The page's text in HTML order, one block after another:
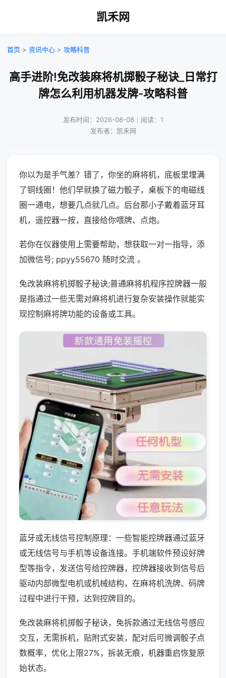
凯禾网
首页 > 资讯中心 > 攻略科普
高手进阶!免改装麻将机掷骰子秘诀_日常打
牌怎么利用机器发牌-攻略科普
发布时间：2026-08-08｜阅读：1
发布者：凯禾网
你以为是手气差？错了，你坐的麻将机，底板里埋满
了铜线圈！他们早就换了磁力骰子，桌板下的电磁线
圈一通电，想要几点就几点。后台那小子戴着蓝牙耳
机，遥控器一按，直接给你喂牌、点炮。
若你在仪器使用上需要帮助，想获取一对一指导，添
加微信号; ppyy55670 随时交流 。
免改装麻将机掷骰子秘诀;普通麻将机程序控牌器一般
是指通过一些无需对麻将机进行复杂安装操作就能实
现控制麻将牌功能的设备或工具。
蓝牙或无线信号控制原理：一些智能控牌器通过蓝牙
或无线信号与手机等设备连接。手机端软件预设好牌
型等指令，发送信号给控牌器，控牌器接收到信号后
驱动内部微型电机或机械结构，在麻将机洗牌、码牌
过程中进行干预，达到控牌目的。
免改装麻将机掷骰子秘诀，免拆款通过无线信号感应
交互，无需拆机，贴附式安装，配对后可微调骰子点
数概率，优化上限27%，拆装无痕，机器重启恢复原
始状态。